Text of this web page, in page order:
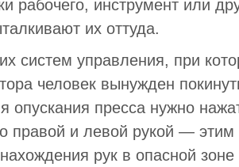
рабочего, инструмент или
их оттуда.
систем управления, при
человек вынужден
опускания пресса нужно
правой и левой рукой — этим
рук в опасной